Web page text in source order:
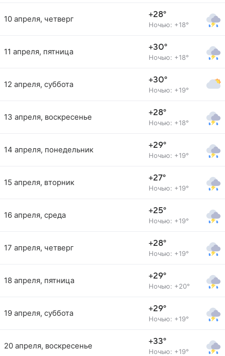
10 апреля, четверг +28°
Ночью: +18°
11 апреля, пятница +30°
Ночью: +18°
12 апреля, суббота +30°
Ночью: +19°
13 апреля, воскресенье +28°
Ночью: +18°
14 апреля, понедельник +29°
Ночью: +19°
15 апреля, вторник +27°
Ночью: +19°
16 апреля, среда +25°
Ночью: +19°
17 апреля, четверг +28°
Ночью: +19°
18 апреля, пятница +29°
Ночью: +20°
19 апреля, суббота +29°
Ночью: +19°
20 апреля, воскресенье +33°
Ночью: +19°